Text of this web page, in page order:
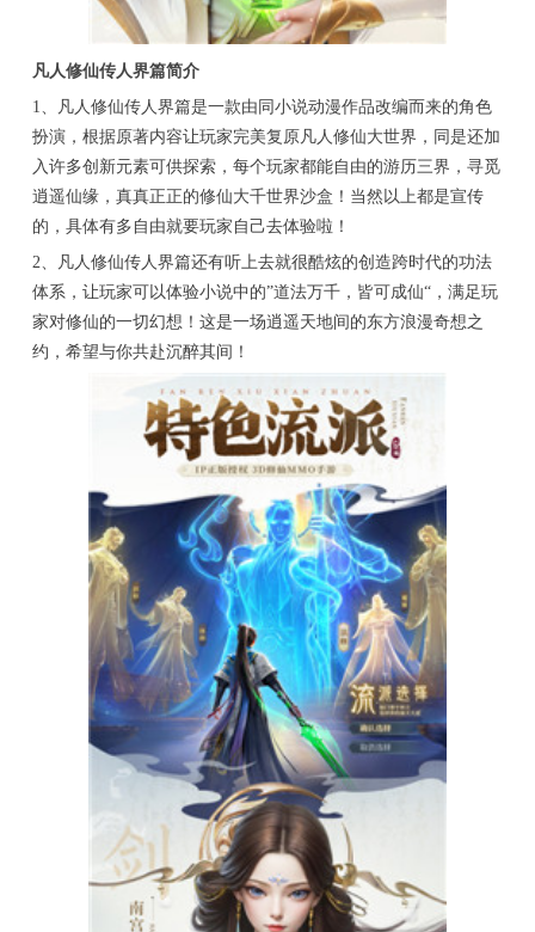
凡人修仙传人界篇简介
1、凡人修仙传人界篇是一款由同小说动漫作品改编而来的角色
扮演，根据原著内容让玩家完美复原凡人修仙大世界，同是还加
入许多创新元素可供探索，每个玩家都能自由的游历三界，寻觅
逍遥仙缘，真真正正的修仙大千世界沙盒！当然以上都是宣传
的，具体有多自由就要玩家自己去体验啦！
2、凡人修仙传人界篇还有听上去就很酷炫的创造跨时代的功法
体系，让玩家可以体验小说中的”道法万千，皆可成仙“，满足玩
家对修仙的一切幻想！这是一场逍遥天地间的东方浪漫奇想之
约，希望与你共赴沉醉其间！